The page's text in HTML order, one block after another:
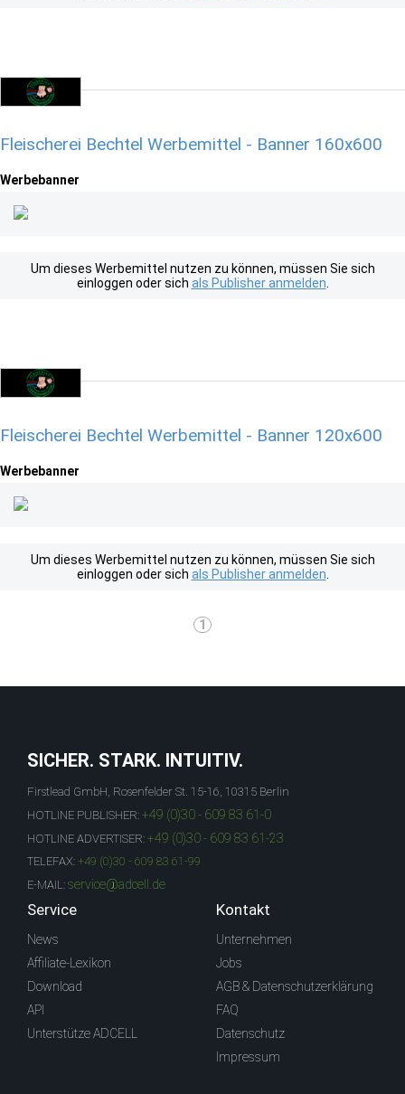
Fleischerei Bechtel Werbemittel - Banner 160x600
Werbebanner
Um dieses Werbemittel nutzen zu können, müssen Sie sich
einloggen oder sich als Publisher anmelden
Fleischerei Bechtel Werbemittel - Banner 120x600
Werbebanner
Um dieses Werbemittel nutzen zu können, müssen Sie sich
einloggen oder sich als Publisher anmelden
1
SICHER. STARK. INTUITIV.
Firstlead GmbH, Rosenfelder St. 15-16, 10315 Berlin
HOTLINE PUBLISHER: +49 (0)30 - 609 83 61-0
HOTLINE ADVERTISER: +49 (0)30 - 609 83 61-23
TELEFAX: +49 (0)30 - 609 83 61-99
E-MAIL: service@adcell.de
Service
News
Affiliate-Lexikon
Download
API
Unterstütze ADCELL
Kontakt
Unternehmen
Jobs
AGB & Datenschutzerklärung
FAQ
Datenschutz
Impressum